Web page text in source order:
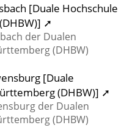
[Duale Hochschule
➚
der Dualen
(DHBW)
[Duale
(DHBW)] ➚
der Dualen
(DHBW)